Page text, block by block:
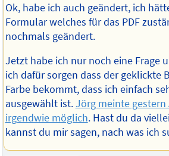
Ok, habe ich auch geändert, ich
Formular welches für das PDF
nochmals geändert.
Jetzt habe ich nur noch eine Frage
ich dafür sorgen dass der geklickte
Farbe bekommt, dass ich einfach
ausgewählt ist.Jörg meinte gestern
irgendwie möglich. Hast du da
kannst du mir sagen, nach was ich